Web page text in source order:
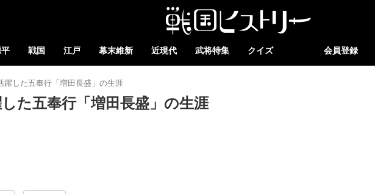
戦国 江戸 幕末維新 近現代 武将特集 クイズ 会員登録
躍した五奉行「増田長盛」の生涯
た五奉行「増田長盛」の生涯